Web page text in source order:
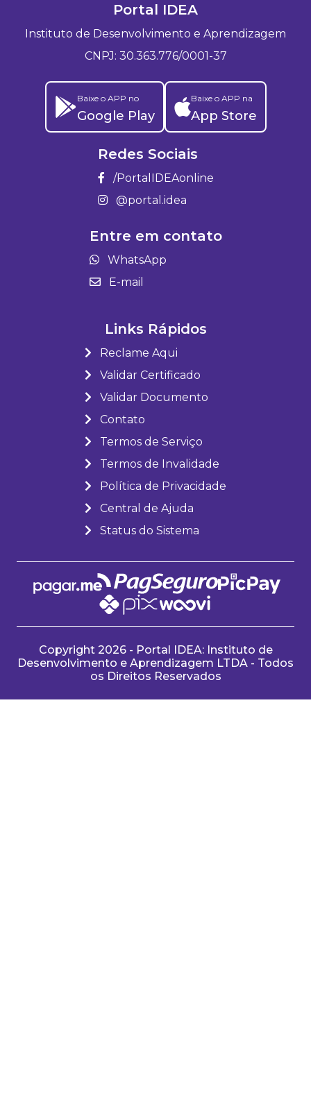
Portal IDEA
Instituto de Desenvolvimento e Aprendizagem
CNPJ: 30.363.776/0001-37
Baixe o APP no
Google Play
Baixe o APP na
App Store
Redes Sociais
/PortalIDEAonline
@portal.idea
Entre em contato
WhatsApp
E-mail
Links Rápidos
Reclame Aqui
Validar Certificado
Validar Documento
Contato
Termos de Serviço
Termos de Invalidade
Política de Privacidade
Central de Ajuda
Status do Sistema
Copyright 2026 - Portal IDEA: Instituto de
Desenvolvimento e Aprendizagem LTDA - Todos
os Direitos Reservados